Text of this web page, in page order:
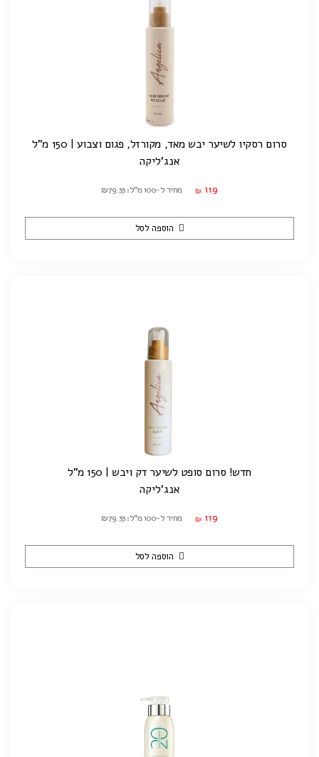
סרום רסקיו לשיער יבש מאד, מקורזל, פגום וצבוע | 150 מ"ל
אנג'ליקה
₪ 119 מחיר ל-100 מ"ל: ₪79.33
הוספה לסל
חדש! סרום סופט לשיער דק ויבש | 150 מ"ל
אנג'ליקה
₪ 119 מחיר ל-100 מ"ל: ₪79.33
הוספה לסל